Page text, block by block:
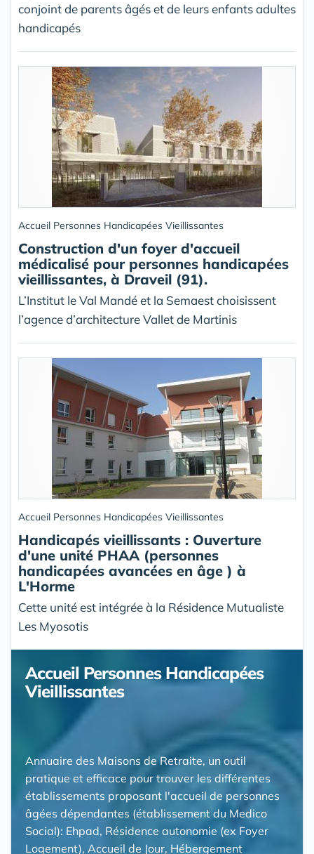
conjoint de parents âgés et de leurs enfants adultes
handicapés
Accueil Personnes Handicapées Vieillissantes
Construction d'un foyer d'accueil
médicalisé pour personnes handicapées
vieillissantes, à Draveil (91).
L’Institut le Val Mandé et la Semaest choisissent
l’agence d’architecture Vallet de Martinis
Accueil Personnes Handicapées Vieillissantes
Handicapés vieillissants : Ouverture
d'une unité PHAA (personnes
handicapées avancées en âge ) à
L'Horme
Cette unité est intégrée à la Résidence Mutualiste
Les Myosotis
Accueil Personnes Handicapées
Vieillissantes
Annuaire des Maisons de Retraite, un outil
pratique et efficace pour trouver les différentes
établissements proposant l'accueil de personnes
âgées dépendantes (établissement du Medico
Social): Ehpad, Résidence autonomie (ex Foyer
Logement), Accueil de Jour, Hébergement